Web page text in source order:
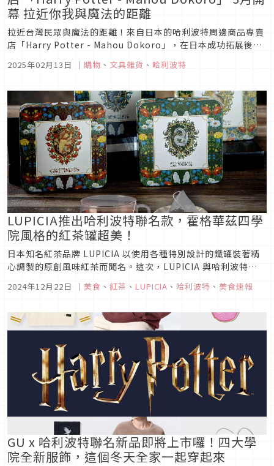
幕 拉近你我與魔法的距離
拉近台灣民眾與魔法的距離！來自日本的哈利波特周邊商品專賣
店「Harry Potter - Mahou Dokoro」，在日本成功拓展後，
決定首度於海外開設常設型店鋪，今年3月將進駐台北Mitsui
Shopping Park LaLaport 南港 1F，詳細資訊將陸續公布，敬
2025年02月13日 ｜ 購物 、 文具雜貨 、 哈利波特
LUPICIA推出哈利波特聯名款，霍格華茲四學
院風格的紅茶罐超美！
日本知名紅茶品牌 LUPICIA 以使用各種特別設計的鐵罐裝著精
心調製的原創風味紅茶而聞名。這次，LUPICIA 與哈利波特
（Harry Potter）聯名推出全新原創設計，以四個學院為主題
的風味紅茶及紅茶罐。從 2024 年 12 月 6 日起在 Harry
2024年12月22日 ｜ 美食 、 紅茶 、 LUPICIA 、 哈利波特 、 美食速報
GU x 哈利波特聯名新品即將上市囉！四大學
院全新服飾，這個冬天全家一起穿起來